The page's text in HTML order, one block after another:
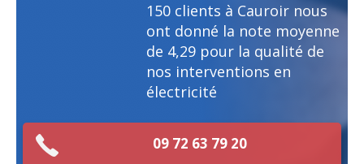
150 clients à Cauroir nous
ont donné la note moyenne
de 4,29 pour la qualité de
nos interventions en
électricité
09 72 63 79 20